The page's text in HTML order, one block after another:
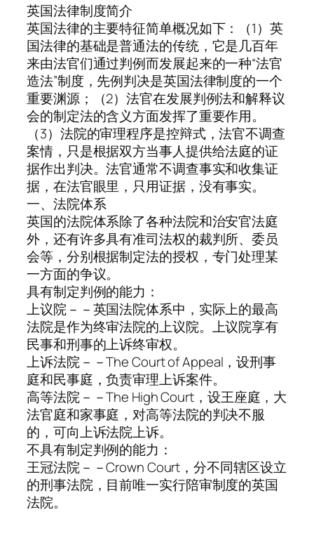
英国法律制度简介
英国法律的主要特征简单概况如下：（1）英
国法律的基础是普通法的传统，它是几百年
来由法官们通过判例而发展起来的一种“法官
造法”制度，先例判决是英国法律制度的一个
重要渊源；（2）法官在发展判例法和解释议
会的制定法的含义方面发挥了重要作用。
（3）法院的审理程序是控辩式，法官不调查
案情，只是根据双方当事人提供给法庭的证
据作出判决。法官通常不调查事实和收集证
据，在法官眼里，只用证据，没有事实。
一、法院体系
英国的法院体系除了各种法院和治安官法庭
外，还有许多具有准司法权的裁判所、委员
会等，分别根据制定法的授权，专门处理某
一方面的争议。
具有制定判例的能力：
上议院－－英国法院体系中，实际上的最高
法院是作为终审法院的上议院。上议院享有
民事和刑事的上诉终审权。
上诉法院－－The Court of Appeal，设刑事
庭和民事庭，负责审理上诉案件。
高等法院－－The High Court，设王座庭，大
法官庭和家事庭，对高等法院的判决不服
的，可向上诉法院上诉。
不具有制定判例的能力：
王冠法院－－Crown Court，分不同辖区设立
的刑事法院，目前唯一实行陪审制度的英国
法院。